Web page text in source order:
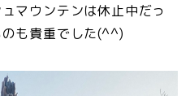
マウンテンは休止中だっ
も貴重でした(^^)